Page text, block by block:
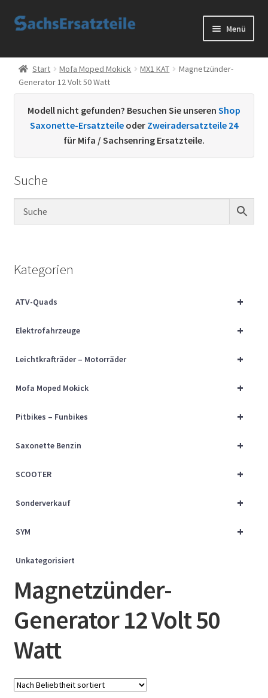
Zur
Zum
Menü
Start
AGB
Datenschutzerklärung
Kontakt
Sachs Ersatzteile
Über uns
Start Mofa Moped Mokick MX1 KAT
Magnetzünder-
Generator 12 Volt 50 Watt
Modell nicht gefunden? Besuchen Sie unseren Shop
Saxonette-Ersatzteile oder Zweiradersatzteile 24
für Mifa / Sachsenring Ersatzteile.
Suche
Kategorien
+
ATV-Quads
+
Elektrofahrzeuge
+
Leichtkrafträder – Motorräder
+
Mofa Moped Mokick
+
Pitbikes – Funbikes
+
Saxonette Benzin
+
SCOOTER
+
Sonderverkauf
+
SYM
Unkategorisiert
Magnetzünder-
Generator 12 Volt 50
Watt